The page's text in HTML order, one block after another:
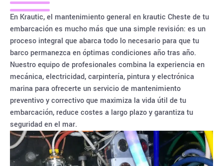
En Krautic, el mantenimiento general en krautic Cheste de tu
embarcación es mucho más que una simple revisión: es un
proceso integral que abarca todo lo necesario para que tu
barco permanezca en óptimas condiciones año tras año.
Nuestro equipo de profesionales combina la experiencia en
mecánica, electricidad, carpintería, pintura y electrónica
marina para ofrecerte un servicio de mantenimiento
preventivo y correctivo que maximiza la vida útil de tu
embarcación, reduce costes a largo plazo y garantiza tu
seguridad en el mar.